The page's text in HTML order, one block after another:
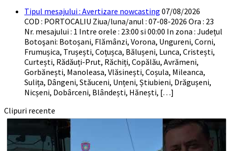
Tipul mesajului : Avertizare nowcasting 07/08/2026
COD : PORTOCALIU Ziua/luna/anul : 07-08-2026 Ora : 23
Nr. mesajului : 1 Intre orele : 23:00 si 00:00 In zona : Județul
Botoşani: Botoșani, Flămânzi, Vorona, Ungureni, Corni,
Frumușica, Trușești, Coțușca, Bălușeni, Lunca, Cristești,
Curtești, Rădăuți-Prut, Răchiți, Copălău, Avrămeni,
Gorbănești, Manoleasa, Vlăsinești, Coșula, Mileanca,
Sulița, Dângeni, Stăuceni, Unțeni, Știubieni, Drăgușeni,
Nicșeni, Dobârceni, Blândești, Hănești, […]
Clipuri recente